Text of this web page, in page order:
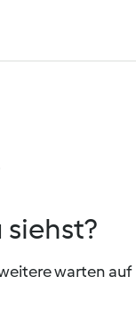
siehst?
warten auf